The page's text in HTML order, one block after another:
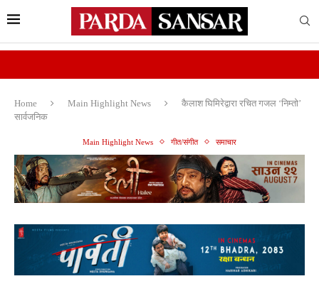
Home Main Highlight News
कैलाश घिमिरेद्वारा रचित गजल ‘निम्तो’
सार्वजनिक
Main Highlight News गीत/संगीत समाचार